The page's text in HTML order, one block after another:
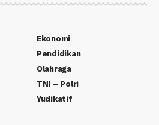
Ekonomi
Pendidikan
Olahraga
TNI – Polri
Yudikatif